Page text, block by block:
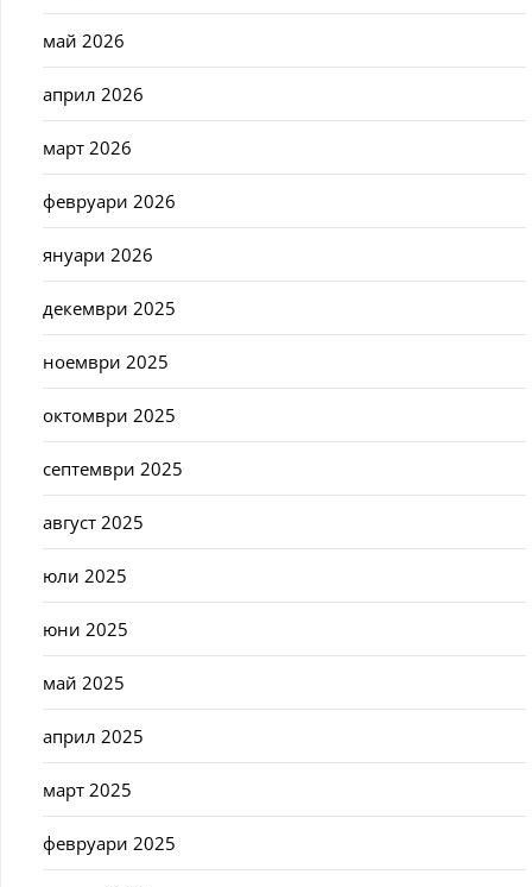
май 2026
април 2026
март 2026
февруари 2026
януари 2026
декември 2025
ноември 2025
октомври 2025
септември 2025
август 2025
юли 2025
юни 2025
май 2025
април 2025
март 2025
февруари 2025